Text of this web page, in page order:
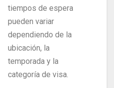
tiempos de espera
pueden variar
dependiendo de la
ubicación, la
temporada y la
categoría de visa.